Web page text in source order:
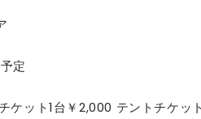
定
ット1台￥2,000 テントチケッ